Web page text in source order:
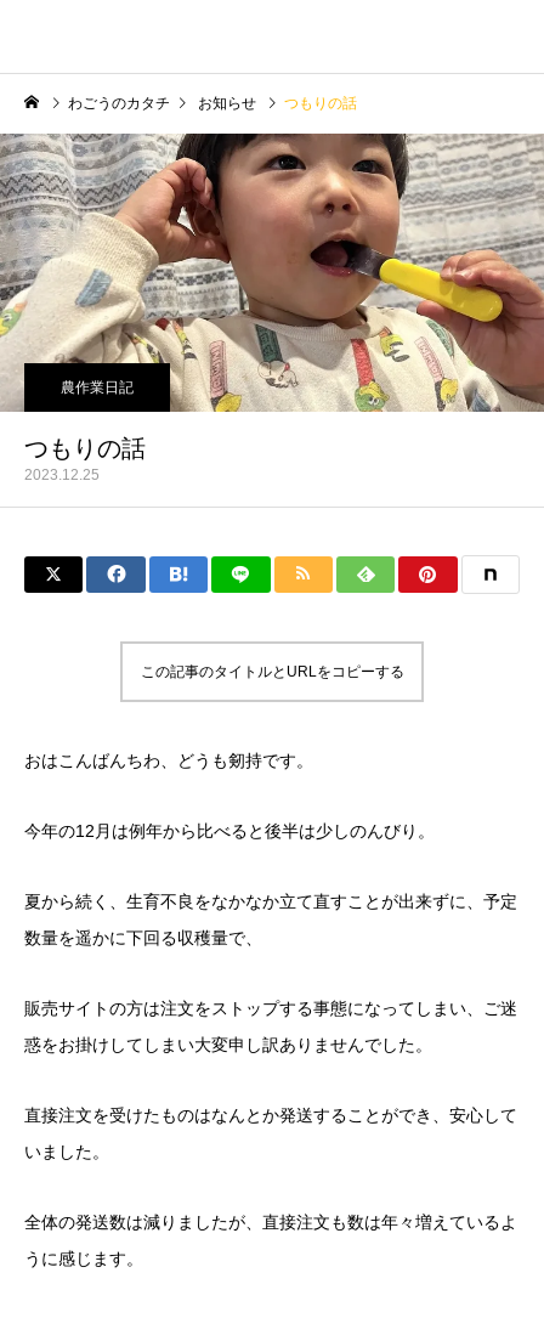
わごうのカタチ お知らせ つもりの話
農作業日記
つもりの話
2023.12.25
この記事のタイトルとURLをコピーする
おはこんばんちわ、どうも剱持です。
今年の12月は例年から比べると後半は少しのんびり。
夏から続く、生育不良をなかなか立て直すことが出来ずに、予定
数量を遥かに下回る収穫量で、
販売サイトの方は注文をストップする事態になってしまい、ご迷
惑をお掛けしてしまい大変申し訳ありませんでした。
直接注文を受けたものはなんとか発送することができ、安心して
いました。
全体の発送数は減りましたが、直接注文も数は年々増えているよ
うに感じます。